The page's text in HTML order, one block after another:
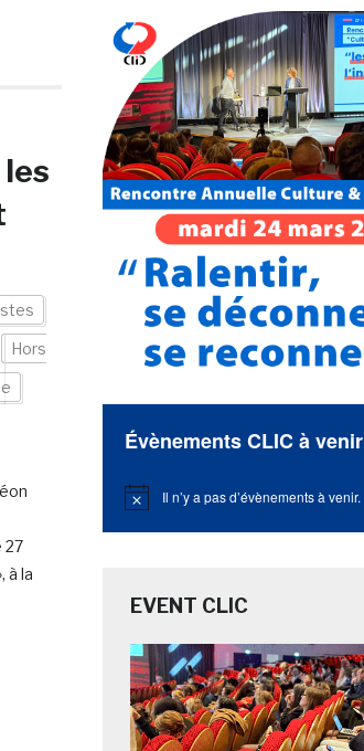
les
Hors
27
à la
Évènements CLIC à venir
Notice Il n’y a pas d’évènements à venir.
EVENT CLIC